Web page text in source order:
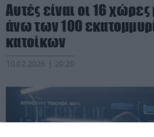
Αυτές είναι οι 16
άνω των 100
κατοίκων
10.02.2026 | 20:20